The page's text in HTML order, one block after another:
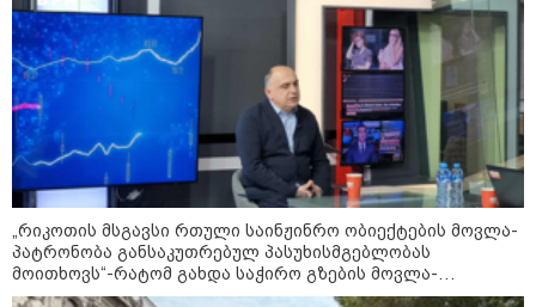
„რიკოთის მსგავსი რთული საინჟინრო ობიექტების მოვლა-
პატრონობა განსაკუთრებულ პასუხისმგებლობას
მოითხოვს“-რატომ გახდა საჭირო გზების მოვლა-
პატრონობისთვის სახელმწიფო კომპანიის შექმნა